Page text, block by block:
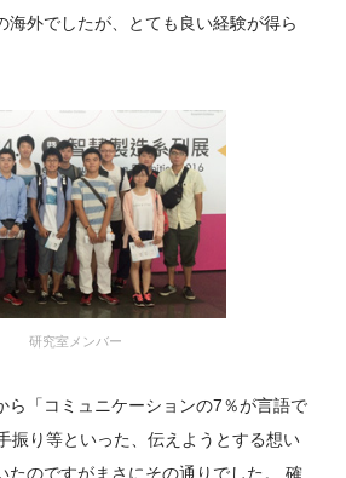
海外でしたが、とても良い経験が得ら
研究室メンバー
ら「コミュニケーションの7％が言語で
振り等といった、伝えようとする想い
たのですがまさにその通りでした。 確